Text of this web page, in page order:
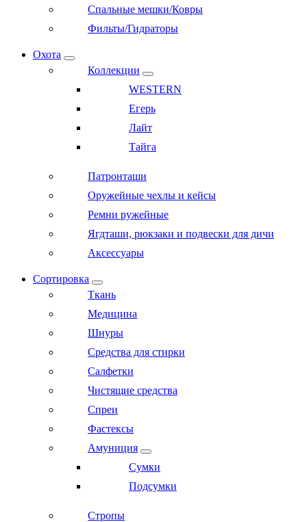
Спальные мешки/Ковры
Фильты/Гидраторы
Охота
Коллекции
WESTERN
Егерь
Лайт
Тайга
Патронташи
Оружейные чехлы и кейсы
Ремни ружейные
Ягдташи, рюкзаки и подвески для дичи
Аксессуары
Сортировка
Ткань
Медицина
Шнуры
Средства для стирки
Салфетки
Чистящие средства
Спреи
Фастексы
Амуниция
Сумки
Подсумки
Стропы